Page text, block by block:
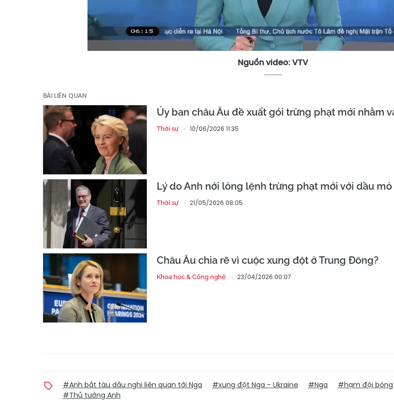
Nguồn video: VTV
BÀI LIÊN QUAN
Ủy ban châu Âu đề xuất gói trừng phạt mới nhằm
Thời sự 10/06/2026 11:35
Lý do Anh nới lỏng lệnh trừng phạt mới với dầu mỏ
Thời sự 21/05/2026 08:05
Châu Âu chia rẽ vì cuộc xung đột ở Trung Đông?
Khoa học & Công nghệ 23/04/2026 00:07
#Anh bắt tàu dầu nghi liên quan tới Nga #xung đột Nga - Ukraine #Nga
#hạm đội bóng
#Thủ tướng Anh